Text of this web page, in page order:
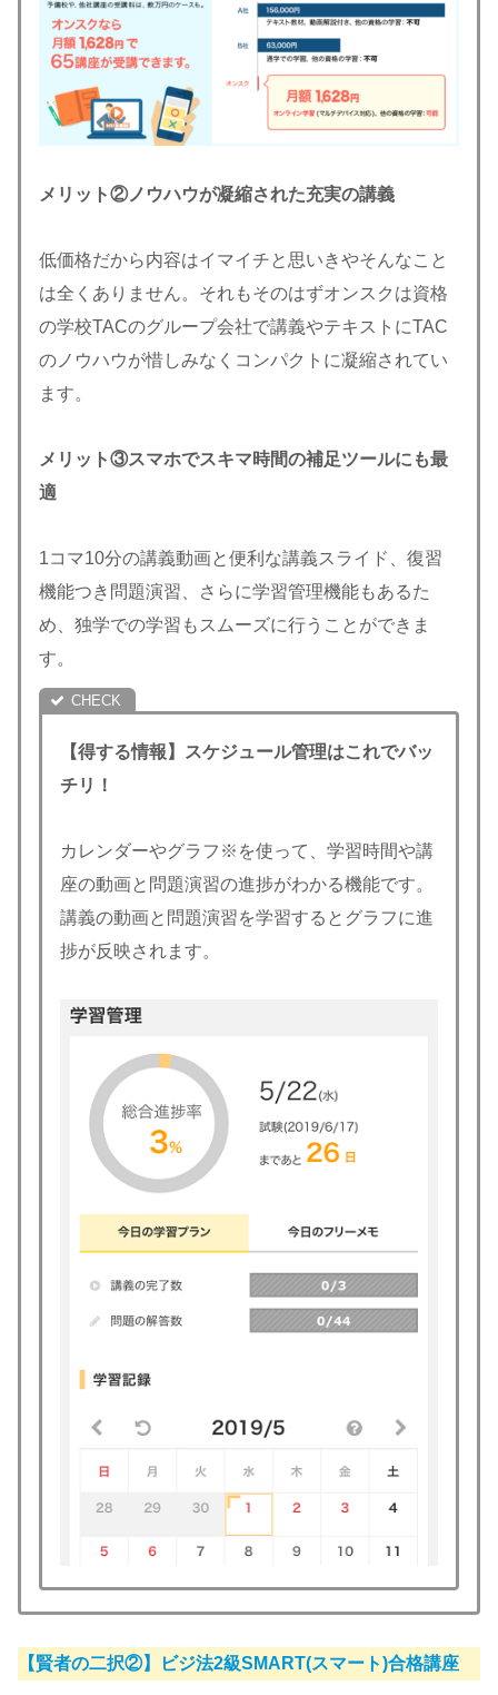
メリット②ノウハウが凝縮された充実の講義
低価格だから内容はイマイチと思いきやそんなこと
は全くありません。それもそのはずオンスクは資格
の学校TACのグループ会社で講義やテキストにTAC
のノウハウが惜しみなくコンパクトに凝縮されてい
ます。
メリット③スマホでスキマ時間の補足ツールにも最
適
1コマ10分の講義動画と便利な講義スライド、復習
機能つき問題演習、さらに学習管理機能もあるた
め、独学での学習もスムーズに行うことができま
す。
【得する情報】スケジュール管理はこれでバッ
チリ！
カレンダーやグラフ※を使って、学習時間や講
座の動画と問題演習の進捗がわかる機能です。
講義の動画と問題演習を学習するとグラフに進
捗が反映されます。
【賢者の二択②】ビジ法2級SMART(スマート)合格講座